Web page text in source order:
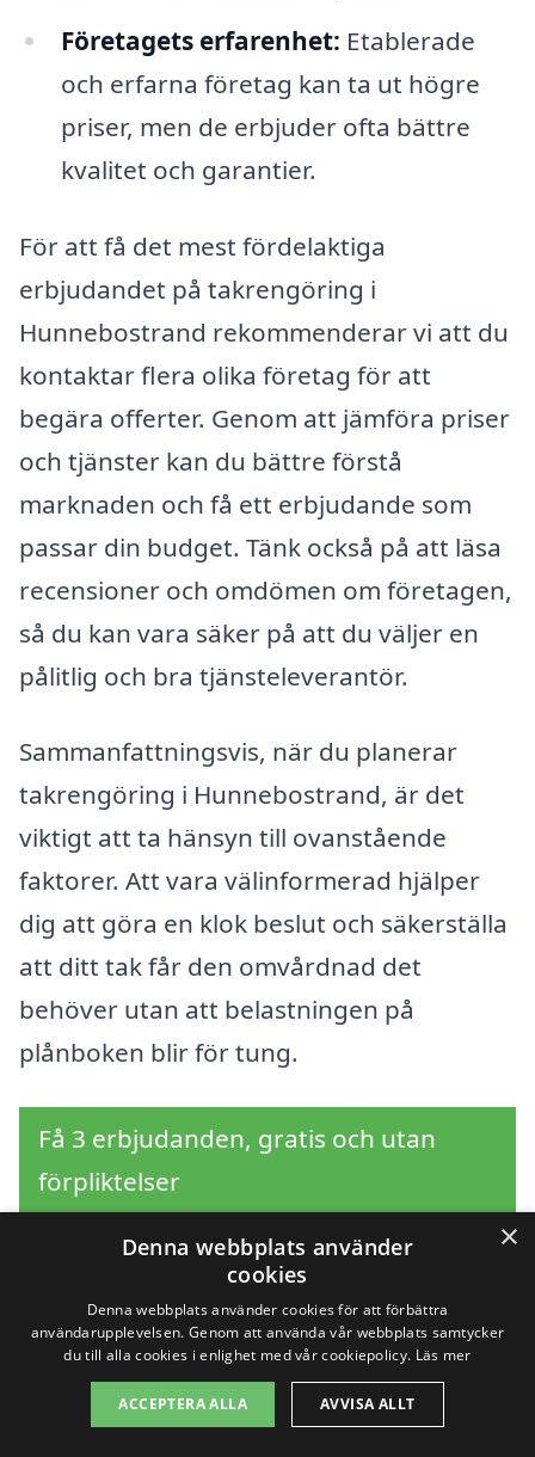
Företagets erfarenhet: Etablerade
och erfarna företag kan ta ut högre
priser, men de erbjuder ofta bättre
kvalitet och garantier.
För att få det mest fördelaktiga
erbjudandet på takrengöring i
Hunnebostrand rekommenderar vi att du
kontaktar flera olika företag för att
begära offerter. Genom att jämföra priser
och tjänster kan du bättre förstå
marknaden och få ett erbjudande som
passar din budget. Tänk också på att läsa
recensioner och omdömen om företagen,
så du kan vara säker på att du väljer en
pålitlig och bra tjänsteleverantör.
Sammanfattningsvis, när du planerar
takrengöring i Hunnebostrand, är det
viktigt att ta hänsyn till ovanstående
faktorer. Att vara välinformerad hjälper
dig att göra en klok beslut och säkerställa
att ditt tak får den omvårdnad det
behöver utan att belastningen på
plånboken blir för tung.
Få 3 erbjudanden, gratis och utan
förpliktelser
Sök efter en
professionell för
takrengöring i andra
×
Denna webbplats använder
cookies
Denna webbplats använder cookies för att förbättra
användarupplevelsen. Genom att använda vår webbplats samtycker
du till alla cookies i enlighet med vår cookiepolicy. Läs mer
ACCEPTERA ALLA AVVISA ALLT